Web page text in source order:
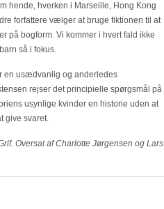
hende, hverken i Marseille, Hong Kong
forfattere vælger at bruge fiktionen til at
på bogform. Vi kommer i hvert fald ikke
så i fokus.
en usædvanlig og anderledes
rejser det principielle spørgsmål på
usynlige kvinder en historie uden at
give svaret.
Oversat af Charlotte Jørgensen og Lars